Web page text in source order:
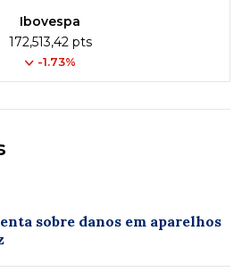
Ibovespa
172,513,42 pts
-1.73%
sobre danos em aparelhos